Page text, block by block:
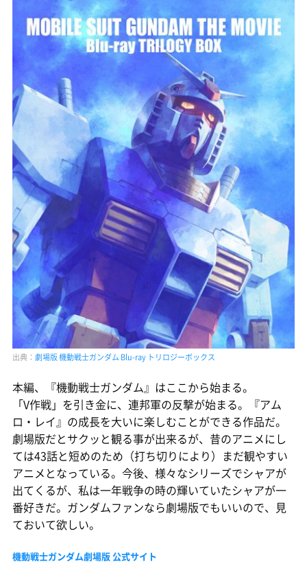
出典： 劇場版 機動戦士ガンダム Blu-ray トリロジーボックス
本編、『機動戦士ガンダム』はここから始まる。
「V作戦」を引き金に、連邦軍の反撃が始まる。『アム
ロ・レイ』の成長を大いに楽しむことができる作品だ。
劇場版だとサクッと観る事が出来るが、昔のアニメにし
ては43話と短めのため（打ち切りにより）まだ観やすい
アニメとなっている。今後、様々なシリーズでシャアが
出てくるが、私は一年戦争の時の輝いていたシャアが一
番好きだ。ガンダムファンなら劇場版でもいいので、見
ておいて欲しい。
機動戦士ガンダム劇場版 公式サイト